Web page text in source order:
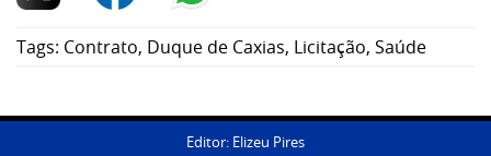
Tags: Contrato, Duque de Caxias, Licitação, Saúde
Editor: Elizeu Pires